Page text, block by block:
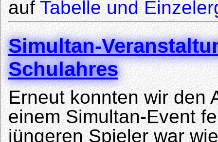
aufTabelle und
Simultan-
Schulahres
Erneut konnten wir den
einem Simultan-Event
jüngeren Spieler war